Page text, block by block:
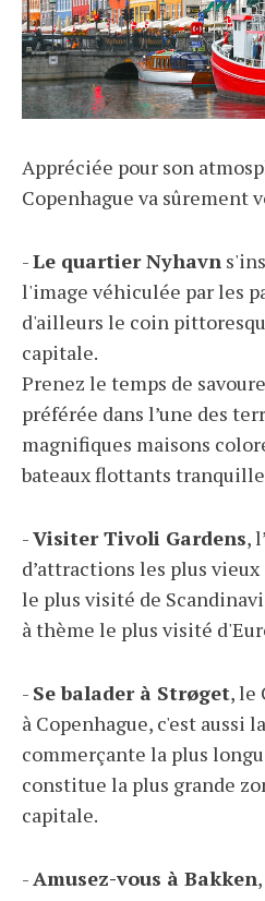
Appréciée pour son
Copenhague va sûrement
-Le quartier Nyhavn
l'image véhiculée par les
d'ailleurs le coin
capitale.
Prenez le temps de
préférée dans l’une des
magnifiques maisons
bateaux flottants
-Visiter Tivoli Gardens,
d’attractions les plus vieux
le plus visité de
à thème le plus visité
- Se balader à Strøget, le
à Copenhague, c'est aussi
commerçante la plus
constitue la plus grande
capitale.
-Amusez-vous à Bakken